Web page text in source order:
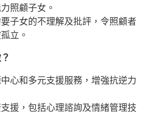
照顧子女。
子女的不理解及批評，令照顧者
立。
心和多元支援服務，增強抗逆力
援，包括心理諮詢及情緒管理技